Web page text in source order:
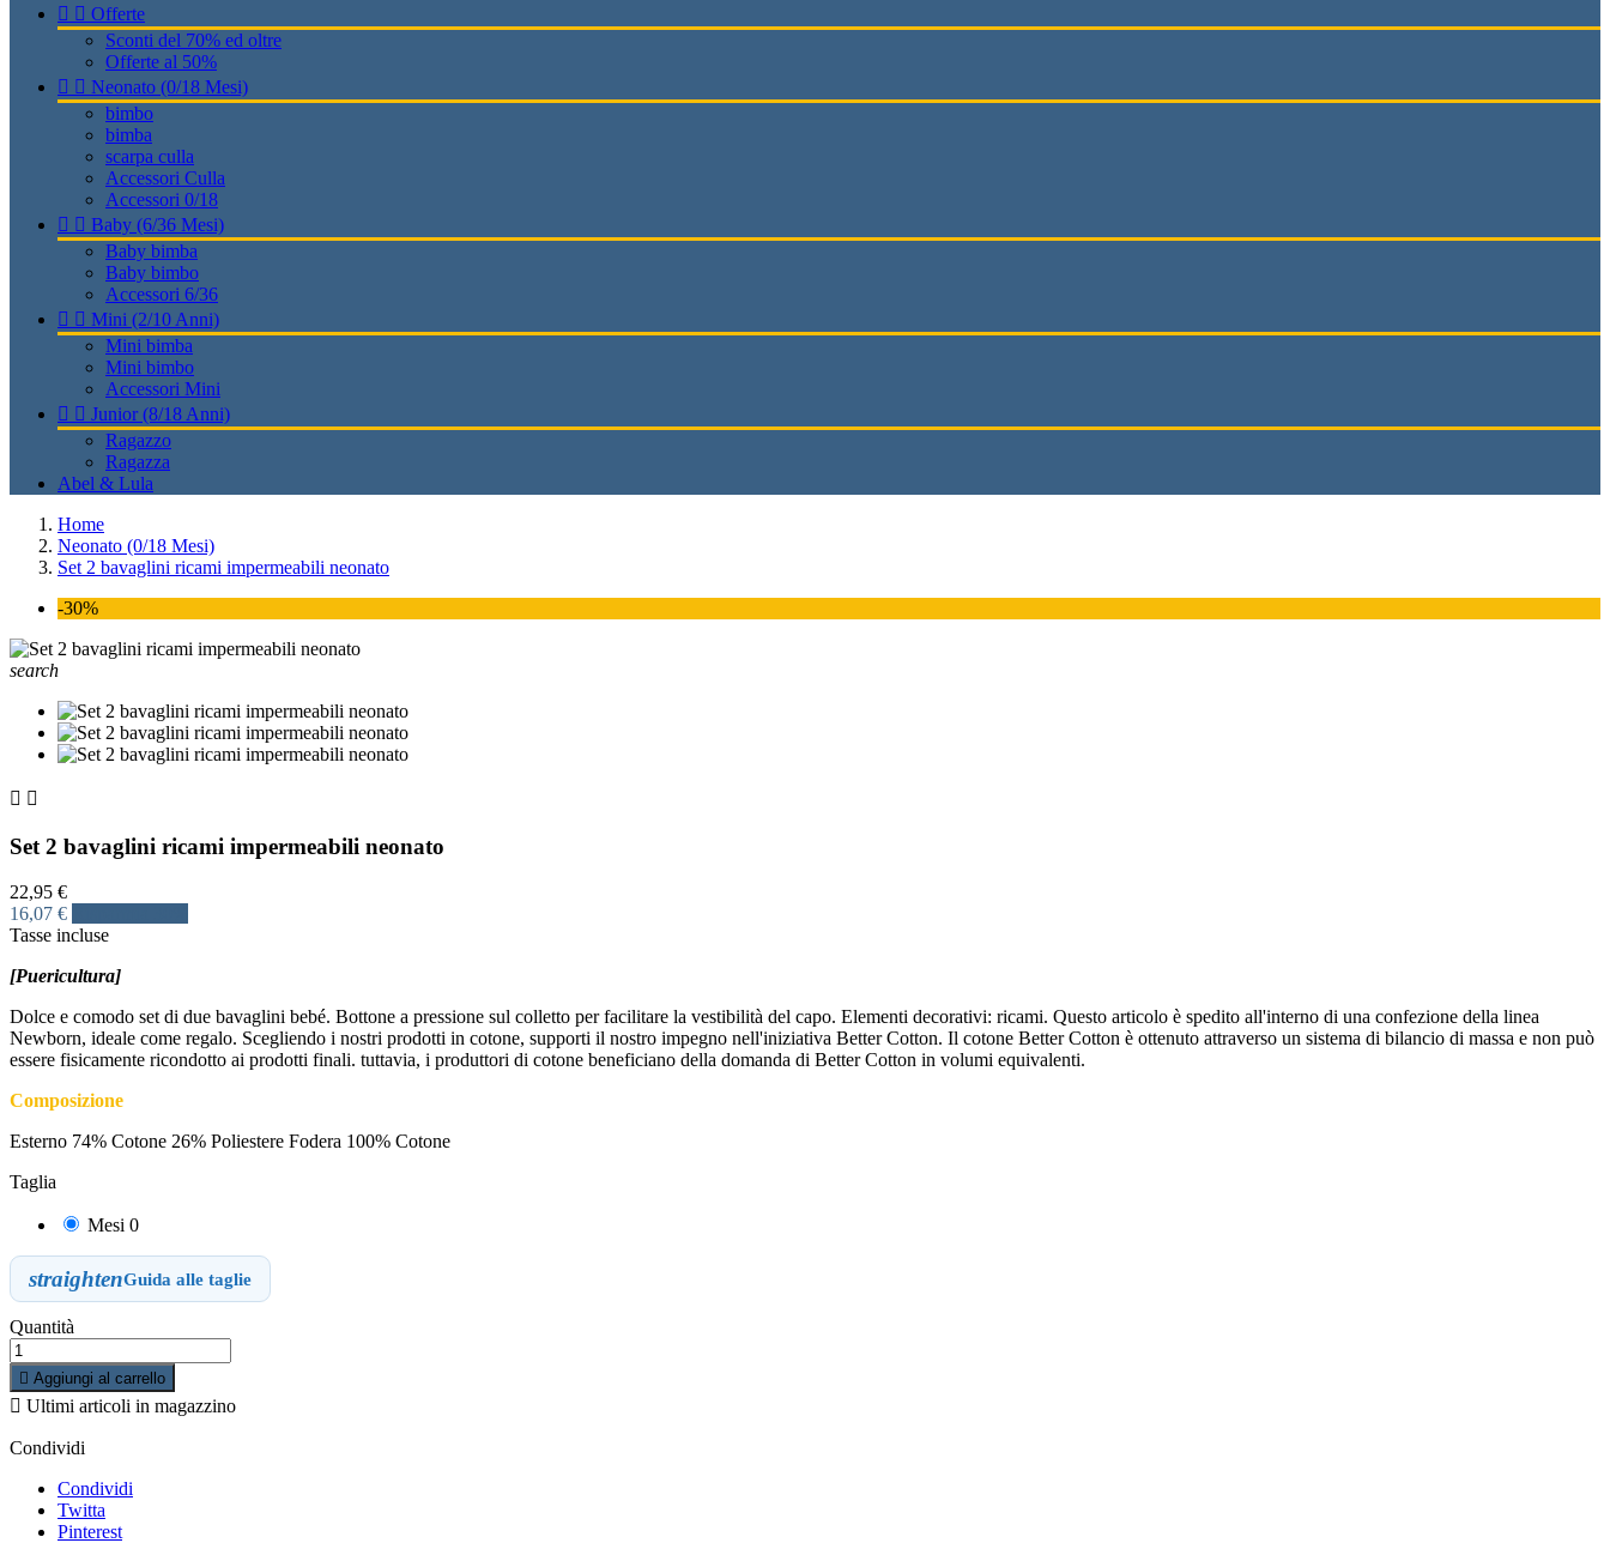
  Offerte
Sconti del 70% ed oltre
Offerte al 50%
  Neonato (0/18 Mesi)
bimbo
bimba
scarpa culla
Accessori Culla
Accessori 0/18
  Baby (6/36 Mesi)
Baby bimba
Baby bimbo
Accessori 6/36
  Mini (2/10 Anni)
Mini bimba
Mini bimbo
Accessori Mini
  Junior (8/18 Anni)
Ragazzo
Ragazza
Abel & Lula
Home
Neonato (0/18 Mesi)
Set 2 bavaglini ricami impermeabili neonato
-30%
search
 
Set 2 bavaglini ricami impermeabili neonato
22,95 €
16,07 €
Tasse incluse
[Puericultura]
Dolce e comodo set di due bavaglini bebé. Bottone a pressione sul colletto per facilitare la vestibilità del capo. Elementi decorativi: ricami. Questo articolo è spedito all'interno di una confezione della linea
Newborn, ideale come regalo. Scegliendo i nostri prodotti in cotone, supporti il nostro impegno nell'iniziativa Better Cotton. Il cotone Better Cotton è ottenuto attraverso un sistema di bilancio di massa e non può
essere fisicamente ricondotto ai prodotti finali. tuttavia, i produttori di cotone beneficiano della domanda di Better Cotton in volumi equivalenti.
Composizione
Esterno 74% Cotone 26% Poliestere Fodera 100% Cotone
Taglia
Mesi 0
straightenGuida alle taglie
Quantità
 Aggiungi al carrello
 Ultimi articoli in magazzino
Condividi
Condividi
Twitta
Pinterest